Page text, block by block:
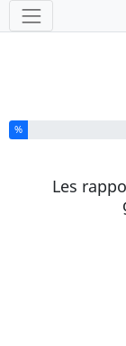
Outils
Vous avez
%
Les